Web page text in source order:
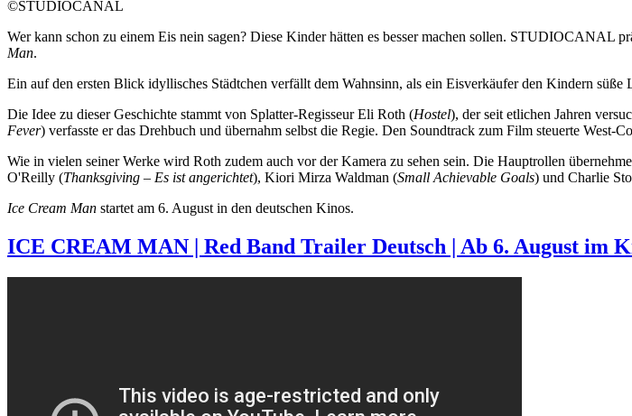
©STUDIOCANAL
Wer kann schon zu einem Eis nein sagen? Diese Kinder hätten es besser machen sollen. STUDIOCANAL
Man.
Ein auf den ersten Blick idyllisches Städtchen verfällt dem Wahnsinn, als ein Eisverkäufer den Kindern süße
Die Idee zu dieser Geschichte stammt von Splatter-Regisseur Eli Roth (Hostel), der seit etlichen Jahren
Fever) verfasste er das Drehbuch und übernahm selbst die Regie. Den Soundtrack zum Film steuerte West-
Wie in vielen seiner Werke wird Roth zudem auch vor der Kamera zu sehen sein. Die Hauptrollen
O'Reilly (Thanksgiving – Es ist angerichtet), Kiori Mirza Waldman (Small Achievable Goals) und Charlie
Ice Cream Man startet am 6. August in den deutschen Kinos.
ICE CREAM MAN | Red Band Trailer Deutsch | Ab 6. August im